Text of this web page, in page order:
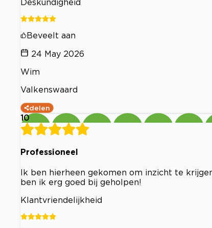
Beveelt aan
24 May 2026
Wim
Valkenswaard
delen
10
Professioneel
Ik ben hierheen gekomen om inzicht te
ben ik erg goed bij geholpen!
Klantvriendelijkheid